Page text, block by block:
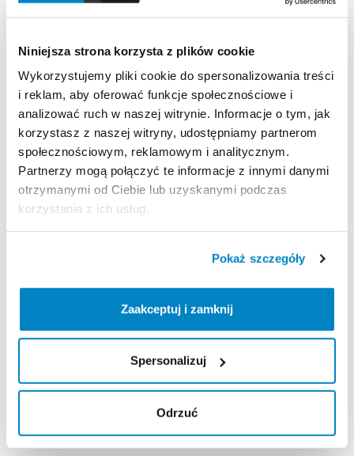
Niniejsza strona korzysta z plików cookie
Wykorzystujemy pliki cookie do spersonalizowania treści
i reklam, aby oferować funkcje społecznościowe i
analizować ruch w naszej witrynie. Informacje o tym, jak
korzystasz z naszej witryny, udostępniamy partnerom
społecznościowym, reklamowym i analitycznym.
Partnerzy mogą połączyć te informacje z innymi danymi
otrzymanymi od Ciebie lub uzyskanymi podczas
korzystania z ich usług.
Pokaż szczegóły
Zaakceptuj i zamknij
Spersonalizuj
Odrzuć
Odporność na wiatr
(Siła
tunelu
aerodynamicznym.
Wodoodporność
Wodoodporność (Schmerber): Tropik ＞ 2000 mm.
Podłoga sypialni ＞ 2400 mm.
Strona produktu w sklepie
Regulamin wypożyczalni
KAUCJA
Nie pobieramy kaucji za wypożyczenie tego
produktu